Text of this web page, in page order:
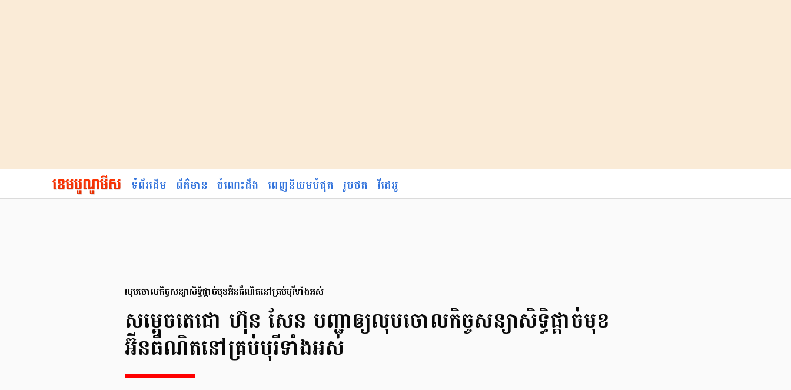
ទំព័រដើម ព័ត៌មាន ចំណេះដឹង ពេញនិយមបំផុត រូបថត វីដេអូ
លុបចោលកិច្ចសន្យាសិទ្ធិផ្តាច់មុខអ៊ីនធឺណិតនៅគ្រប់បុរីទាំងអស់
សម្តេចតេជោ ហ៊ុន សែន បញ្ជាឲ្យលុបចោលកិច្ចសន្យាសិទ្ធិផ្តាច់មុខ
អ៊ីនធឺណិតនៅគ្រប់បុរីទាំងអស់